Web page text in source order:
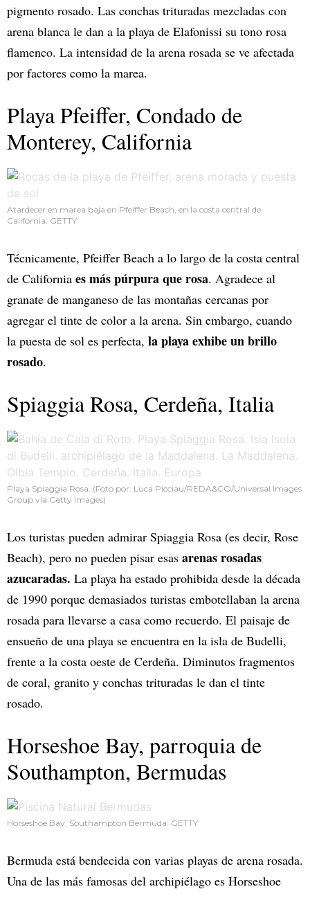
pigmento rosado. Las conchas trituradas mezcladas con
arena blanca le dan a la playa de Elafonissi su tono rosa
flamenco. La intensidad de la arena rosada se ve afectada
por factores como la marea.
Playa Pfeiffer, Condado de
Monterey, California
Atardecer en marea baja en Pfeiffer Beach, en la costa central de
California. GETTY
Técnicamente, Pfeiffer Beach a lo largo de la costa central
de California es más púrpura que rosa. Agradece al
granate de manganeso de las montañas cercanas por
agregar el tinte de color a la arena. Sin embargo, cuando
la puesta de sol es perfecta, la playa exhibe un brillo
rosado.
Spiaggia Rosa, Cerdeña, Italia
Playa Spiaggia Rosa. (Foto por: Luca Picciau/REDA&CO/Universal Images
Group vía Getty Images)
Los turistas pueden admirar Spiaggia Rosa (es decir, Rose
Beach), pero no pueden pisar esas arenas rosadas
azucaradas. La playa ha estado prohibida desde la década
de 1990 porque demasiados turistas embotellaban la arena
rosada para llevarse a casa como recuerdo. El paisaje de
ensueño de una playa se encuentra en la isla de Budelli,
frente a la costa oeste de Cerdeña. Diminutos fragmentos
de coral, granito y conchas trituradas le dan el tinte
rosado.
Horseshoe Bay, parroquia de
Southampton, Bermudas
Horseshoe Bay, Southampton Bermuda. GETTY
Bermuda está bendecida con varias playas de arena rosada.
Una de las más famosas del archipiélago es Horseshoe